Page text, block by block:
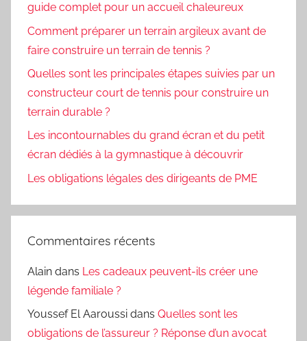
guide complet pour un accueil chaleureux
Comment préparer un terrain argileux avant de
faire construire un terrain de tennis ?
Quelles sont les principales étapes suivies par un
constructeur court de tennis pour construire un
terrain durable ?
Les incontournables du grand écran et du petit
écran dédiés à la gymnastique à découvrir
Les obligations légales des dirigeants de PME
Commentaires récents
Alain dans Les cadeaux peuvent-ils créer une
légende familiale ?
Youssef El Aaroussi dans Quelles sont les
obligations de l’assureur ? Réponse d’un avocat